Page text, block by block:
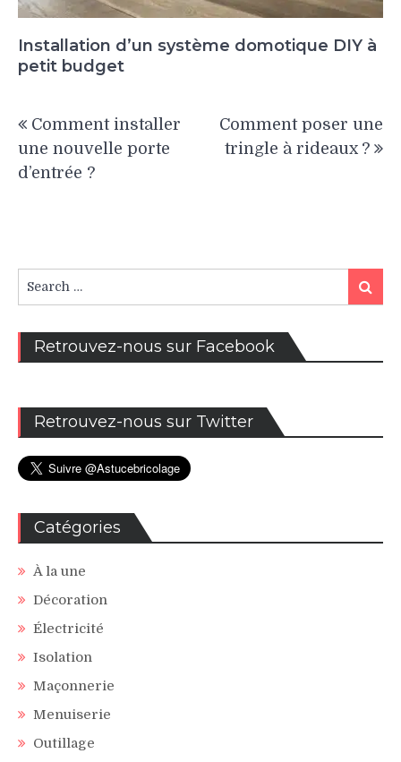
Installation d’un système domotique DIY à
petit budget
de
l’article
Comment installer
une nouvelle porte
d’entrée ?
Comment poser une
tringle à rideaux ?
for:
Search
Retrouvez-nous sur Facebook
Retrouvez-nous sur Twitter
Catégories
À la une
Décoration
Électricité
Isolation
Maçonnerie
Menuiserie
Outillage